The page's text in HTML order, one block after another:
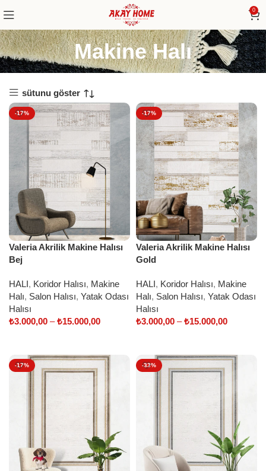
0
Makine Halı
sütunu göster
-17%
Valeria Akrilik Makine Halısı
Bej
HALI, Koridor Halısı, Makine
Halı, Salon Halısı, Yatak Odası
Halısı
₺3.000,00 –₺15.000,00
-17%
Valeria Akrilik Makine Halısı
Gold
HALI, Koridor Halısı, Makine
Halı, Salon Halısı, Yatak Odası
Halısı
₺3.000,00 –₺15.000,00
-17% -33%